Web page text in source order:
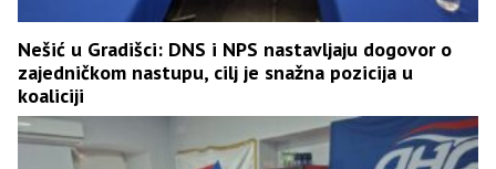
Nešić u Gradišci: DNS i NPS nastavljaju dogovor o
zajedničkom nastupu, cilj je snažna pozicija u
koaliciji